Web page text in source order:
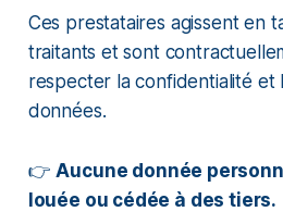
Ces prestataires agissent en
traitants et sont
respecter la confidentialité et
données.
👉Aucune donnée
louée ou cédée à des tiers.